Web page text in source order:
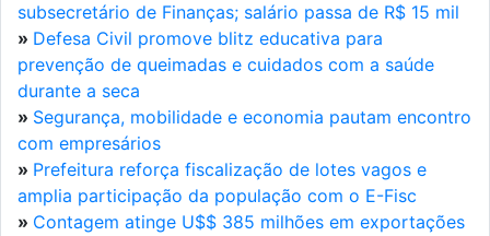
subsecretário de Finanças; salário passa de R$ 15 mil
» Defesa Civil promove blitz educativa para
prevenção de queimadas e cuidados com a saúde
durante a seca
» Segurança, mobilidade e economia pautam encontro
com empresários
» Prefeitura reforça fiscalização de lotes vagos e
amplia participação da população com o E-Fisc
» Contagem atinge U$$ 385 milhões em exportações